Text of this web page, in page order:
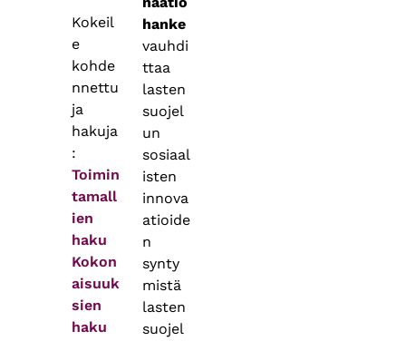
Kokeil
e
kohde
nnettu
ja
hakuja
:
Toimin
tamall
ien
haku
Kokon
aisuuk
sien
haku
hanke
vauhdi
ttaa
lasten
suojel
un
sosiaal
isten
innova
atioide
n
synty
mistä
lasten
suojel